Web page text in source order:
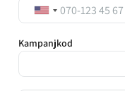
Kampanjkod